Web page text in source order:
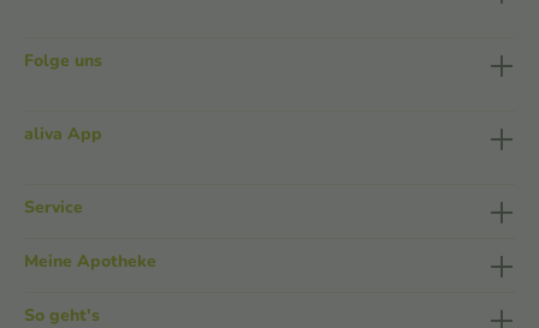
Folge uns
aliva App
Service
Meine Apotheke
So geht's